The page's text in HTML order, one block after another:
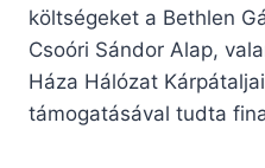
költségeket a Bethlen
Csoóri Sándor Alap,
Háza Hálózat
támogatásával tudta